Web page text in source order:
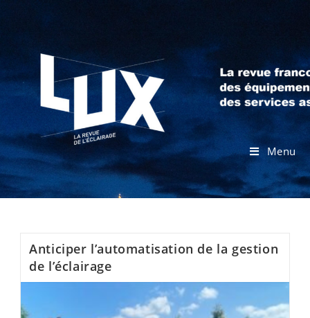
Menu
Anticiper l’automatisation de la gestion
de l’éclairage